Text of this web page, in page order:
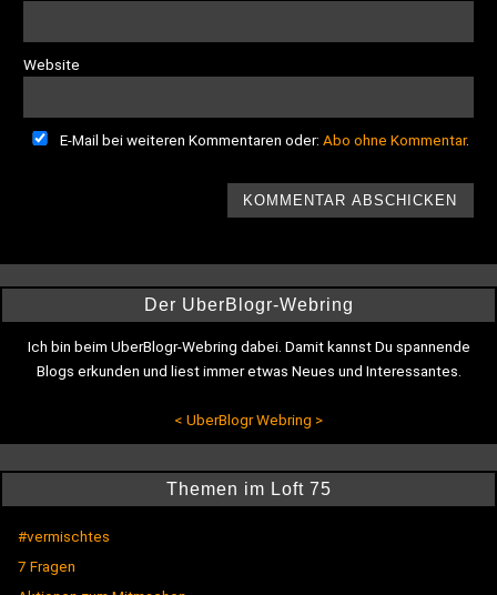
Website
E-Mail bei weiteren Kommentaren oder:Abo ohne Kommentar.
Der UberBlogr-Webring
Ich bin beim UberBlogr-Webring dabei. Damit kannst Du spannende
Blogs erkunden und liest immer etwas Neues und Interessantes.
< UberBlogr Webring >
Themen im Loft 75
#vermischtes
7 Fragen